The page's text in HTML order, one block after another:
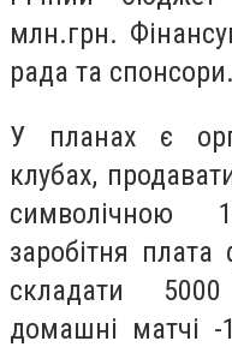
млн.грн.
рада та спонсори.
У планах є
клубах,
символічною
заробітня плата
складати
домашні матчі -